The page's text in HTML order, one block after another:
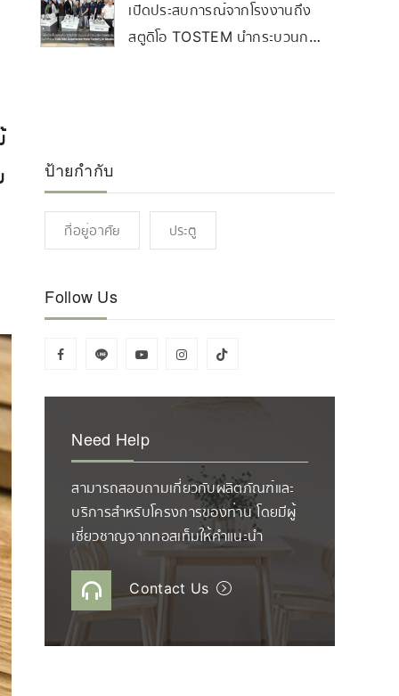
Factory to Studio” ที่
ขอนแก่น
เปิดประสบการณ์จากโรงงานถึง
สตูดิโอ TOSTEM นำกระบวนการ
ป้ายกำกับ
ที่อยู่อาศัย ประตู
Follow Us
Need Help
สามารถสอบถามเกี่ยวกับผลิตภัณฑ์และ
บริการสำหรับโครงการของท่าน โดยมีผู้
เชี่ยวชาญจากทอสเท็มให้คำแนะนำ
Contact Us